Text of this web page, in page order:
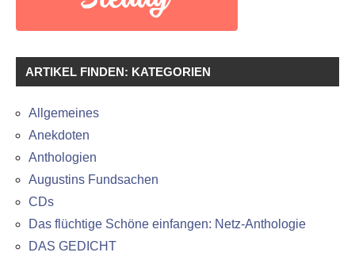
ARTIKEL FINDEN: KATEGORIEN
Allgemeines
Anekdoten
Anthologien
Augustins Fundsachen
CDs
Das flüchtige Schöne einfangen: Netz-Anthologie
DAS GEDICHT